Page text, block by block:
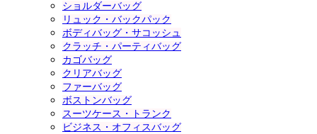
ショルダーバッグ
リュック・バックパック
ボディバッグ・サコッシュ
クラッチ・パーティバッグ
カゴバッグ
クリアバッグ
ファーバッグ
ボストンバッグ
スーツケース・トランク
ビジネス・オフィスバッグ